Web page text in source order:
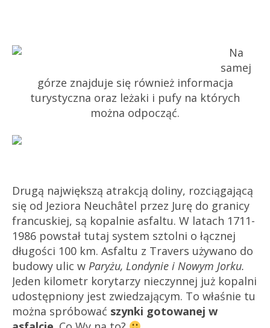
Na
samej
górze znajduje się również informacja
turystyczna oraz leżaki i pufy na których
można odpocząć.
Drugą największą atrakcją doliny, rozciągającą
się od Jeziora Neuchâtel przez Jurę do granicy
francuskiej, są kopalnie asfaltu. W latach 1711-
1986 powstał tutaj system sztolni o łącznej
długości 100 km. Asfaltu z Travers używano do
budowy ulic w Paryżu, Londynie i Nowym Jorku.
Jeden kilometr korytarzy nieczynnej już kopalni
udostępniony jest zwiedzającym. To właśnie tu
można spróbować szynki gotowanej w